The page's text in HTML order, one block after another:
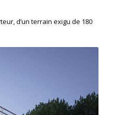
d’un terrain exigu de 180